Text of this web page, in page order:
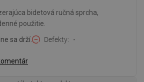
bidetová ručná sprcha,
použitie.
sa drží. Defekty -